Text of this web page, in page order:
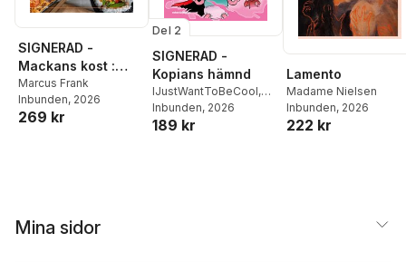
SIGNERAD -
Mackans kost :
Middagar och
matlådor
Marcus Frank
Inbunden, 2026
269 kr
Del 2
SIGNERAD -
Kopians hämnd
IJustWantToBeCool,
Joel Adolphson
Ejdemo Beer
Inbunden, 2026
189 kr
Lamento
Madame Nielsen
Inbunden, 2026
222 kr
Mina sidor